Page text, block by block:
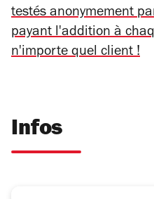
testés anonymement
payant l'addition à
n'importe quel client !
Infos